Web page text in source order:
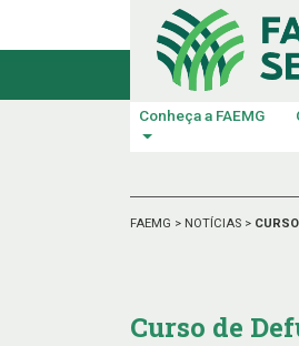
Conheça a FAEMG
FAEMG > NOTÍCIAS >
Curso de